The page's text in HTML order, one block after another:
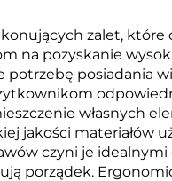
zalet, które
na pozyskanie
potrzebę posiadania
własnych
jakości materiałów
czyni je
porządek.